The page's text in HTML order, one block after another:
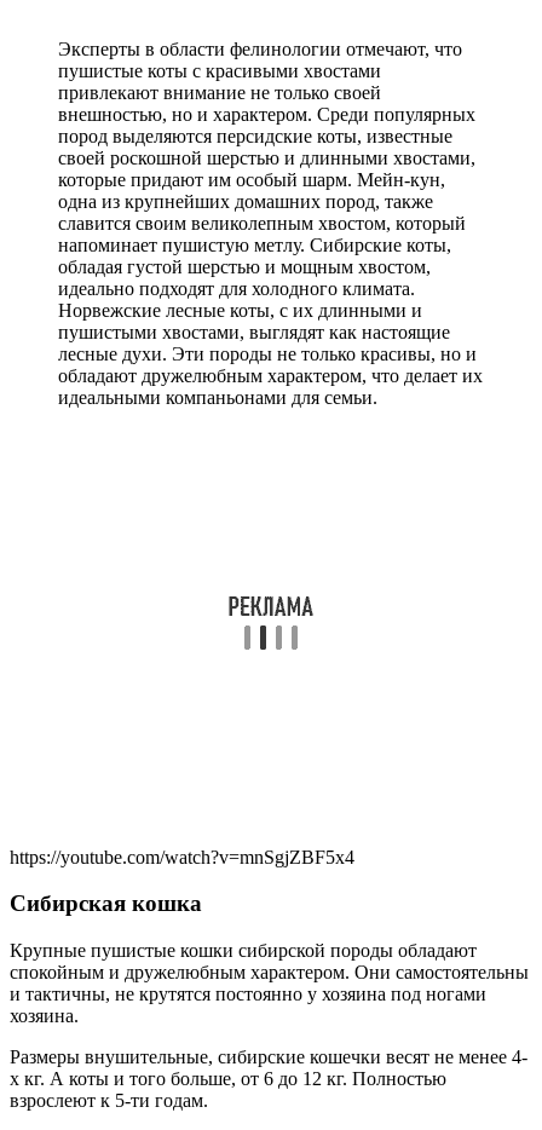
Эксперты в области фелинологии отмечают, что
пушистые коты с красивыми хвостами
привлекают внимание не только своей
внешностью, но и характером. Среди популярных
пород выделяются персидские коты, известные
своей роскошной шерстью и длинными хвостами,
которые придают им особый шарм. Мейн-кун,
одна из крупнейших домашних пород, также
славится своим великолепным хвостом, который
напоминает пушистую метлу. Сибирские коты,
обладая густой шерстью и мощным хвостом,
идеально подходят для холодного климата.
Норвежские лесные коты, с их длинными и
пушистыми хвостами, выглядят как настоящие
лесные духи. Эти породы не только красивы, но и
обладают дружелюбным характером, что делает их
идеальными компаньонами для семьи.
https://youtube.com/watch?v=mnSgjZBF5x4
Сибирская кошка
Крупные пушистые кошки сибирской породы обладают
спокойным и дружелюбным характером. Они самостоятельны
и тактичны, не крутятся постоянно у хозяина под ногами
хозяина.
Размеры внушительные, сибирские кошечки весят не менее 4-
х кг. А коты и того больше, от 6 до 12 кг. Полностью
взрослеют к 5-ти годам.